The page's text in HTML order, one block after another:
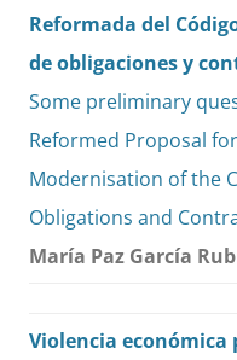
Reformada del
de obligaciones y
Some preliminary
Reformed Proposal
Modernisation of the
Obligations and
María Paz García
Violencia económica